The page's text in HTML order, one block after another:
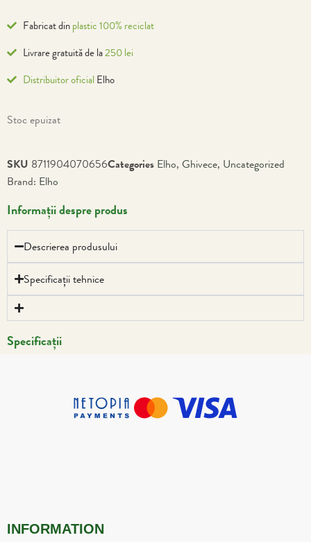
Fabricat dinplastic 100% reciclat
Livrare gratuită de la250 lei
Distribuitor oficial Elho
Stoc epuizat
SKU 8711904070656Categories Elho, Ghivece, Uncategorized
Brand: Elho
Informații despre produs
Descrierea produsului
Specificații tehnice
Specificații
INFORMATION